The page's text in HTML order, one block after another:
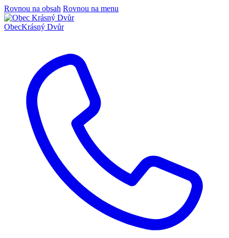
Rovnou na obsah Rovnou na menu
ObecKrásný Dvůr